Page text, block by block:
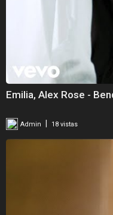
Emilia, Alex Rose -
Admin 18 vistas